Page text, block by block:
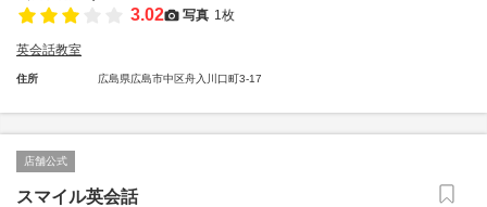
3.02 写真 1枚
英会話教室
住所 広島県広島市中区舟入川口町3-17
店舗公式
スマイル英会話